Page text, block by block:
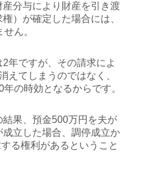
分与により財産を引き渡
）が確定した場合には、
ん。
年ですが、その請求によ
えてしまうのではなく、
の時効となるからです。
果、預金500万円を夫が
立した場合、調停成立か
る権利があるということ